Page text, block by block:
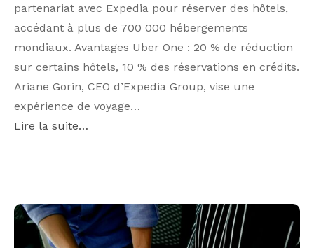
partenariat avec Expedia pour réserver des hôtels,
accédant à plus de 700 000 hébergements
mondiaux. Avantages Uber One : 20 % de réduction
sur certains hôtels, 10 % des réservations en crédits.
Ariane Gorin, CEO d’Expedia Group, vise une
expérience de voyage…
Lire la suite…